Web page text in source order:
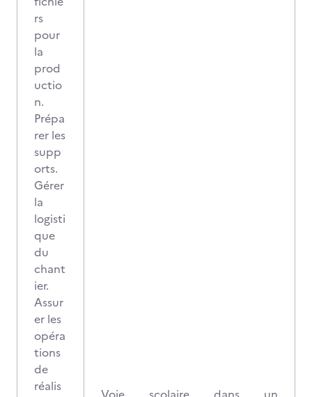
rs
pour
la
prod
uctio
n.
Prépa
rer les
supp
orts.
Gérer
la
logisti
que
du
chant
ier.
Assur
er les
opéra
tions
de
réalis